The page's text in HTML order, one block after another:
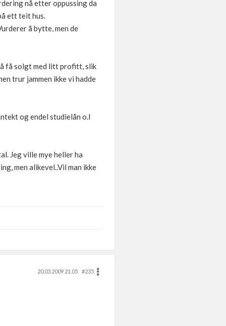
nå etter oppussing da
ett teit hus.
å bytte, men de
få solgt med litt profitt, slik
trur jammen ikke vi hadde
og endel studielån o.l
Jeg ville mye heller ha
men alikevel..Vil man ikke
20.03.2009 21.05
#235